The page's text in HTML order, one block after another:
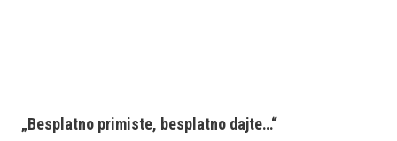
„Besplatno primiste, besplatno dajte…“